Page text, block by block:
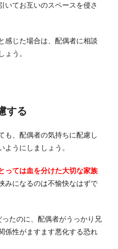
いてお互いのスペースを侵さ
感じた場合は、配偶者に相談
ょう。
する
も、配偶者の気持ちに配慮し
ようにしましょう。
っては血を分けた大切な家族
みになるのは不愉快なはずで
たのに、配偶者がうっかり兄
係性がますます悪化する恐れ